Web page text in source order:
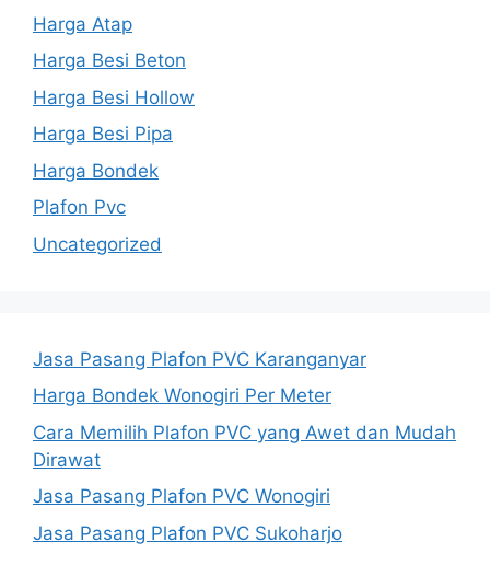
Harga Atap
Harga Besi Beton
Harga Besi Hollow
Harga Besi Pipa
Harga Bondek
Plafon Pvc
Uncategorized
Jasa Pasang Plafon PVC Karanganyar
Harga Bondek Wonogiri Per Meter
Cara Memilih Plafon PVC yang Awet dan Mudah
Dirawat
Jasa Pasang Plafon PVC Wonogiri
Jasa Pasang Plafon PVC Sukoharjo